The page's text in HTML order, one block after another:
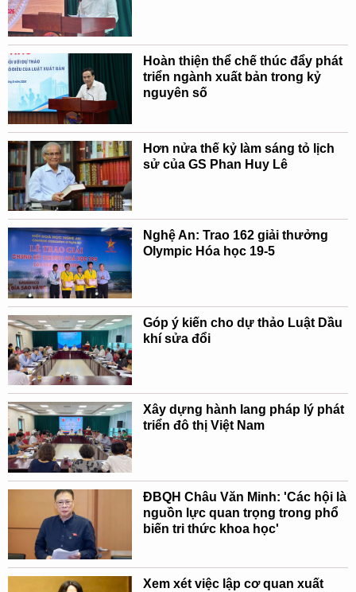
Hoàn thiện thể chế thúc đẩy phát
triển ngành xuất bản trong kỷ
nguyên số
Hơn nửa thế kỷ làm sáng tỏ lịch
sử của GS Phan Huy Lê
Nghệ An: Trao 162 giải thưởng
Olympic Hóa học 19-5
Góp ý kiến cho dự thảo Luật Dầu
khí sửa đổi
Xây dựng hành lang pháp lý phát
triển đô thị Việt Nam
ĐBQH Châu Văn Minh: 'Các hội là
nguồn lực quan trọng trong phổ
biến tri thức khoa học'
Xem xét việc lập cơ quan xuất